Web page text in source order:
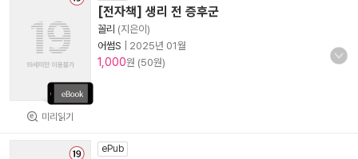
미리읽기
[전자책] 생리 전 증후군
꼴리 (지은이)
어썸S
2025년 01월
1,000원 (50원)
ePub